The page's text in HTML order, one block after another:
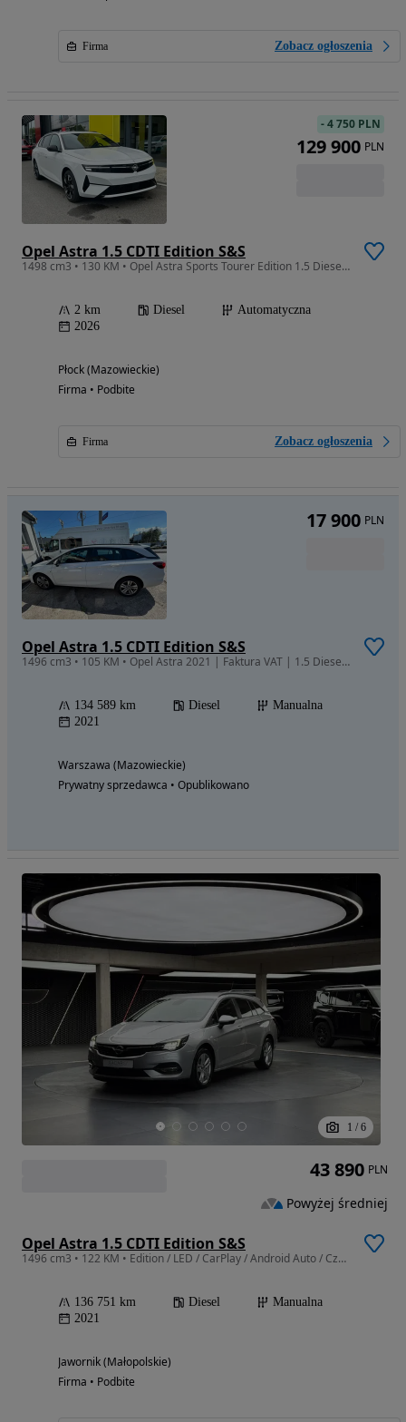
Firma Zobacz ogłoszenia
Opel Astra 1.5 CDTI Edition S&S
1498 cm3 • 130 KM • Opel Astra Sports Tourer Edition 1.5 Diesel AT8 130KM S/S
2 km Diesel
Automatyczna
2026
Płock (Mazowieckie)
Firma • Podbite
Firma Zobacz ogłoszenia
-4 750 PLN
129 900 PLN
Opel Astra 1.5 CDTI Edition S&S
1496 cm3 • 105 KM • Opel Astra 2021 | Faktura VAT | 1.5 Diesel | Export | BEZWYPADKOWY
134 589 km Diesel
Manualna
2021
Warszawa (Mazowieckie)
Prywatny sprzedawca • Opublikowano
17 900 PLN
1 / 6
Opel Astra 1.5 CDTI Edition S&S
1496 cm3 • 122 KM • Edition / LED / CarPlay / Android Auto / Czujniki parkowania / FV23%
136 751 km Diesel
Manualna
2021
Jawornik (Małopolskie)
Firma • Podbite
43 890 PLN
Powyżej średniej